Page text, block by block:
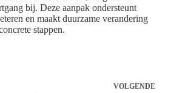
bij. Deze aanpak ondersteunt
en maakt duurzame verandering
stappen.
VOLGENDE